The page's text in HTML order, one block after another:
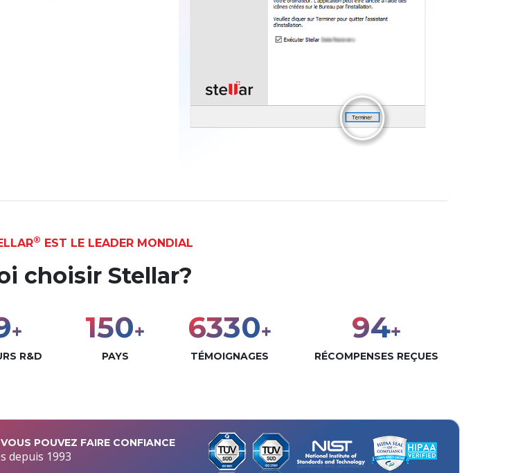
® EST LE LEADER MONDIAL
choisir Stellar?
+
R&D
190+
PAYS
8000+
TÉMOIGNAGES
120+
RÉCOMPENSES REÇUES
POUVEZ FAIRE CONFIANCE
depuis 1993